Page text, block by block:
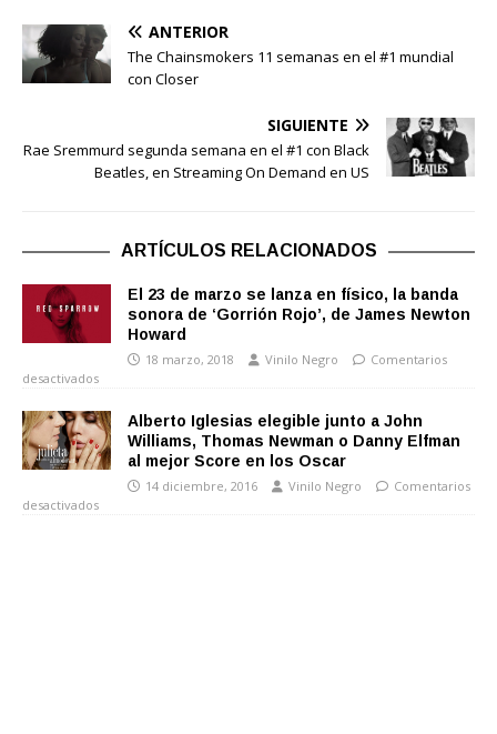
ANTERIOR
The Chainsmokers 11 semanas en el #1 mundial
con Closer
SIGUIENTE
Rae Sremmurd segunda semana en el #1 con Black
Beatles, en Streaming On Demand en US
ARTÍCULOS RELACIONADOS
El 23 de marzo se lanza en físico, la banda
sonora de ‘Gorrión Rojo’, de James Newton
Howard
18 marzo, 2018 Vinilo Negro
Comentarios
desactivados
Alberto Iglesias elegible junto a John
Williams, Thomas Newman o Danny Elfman
al mejor Score en los Oscar
14 diciembre, 2016 Vinilo Negro
Comentarios
desactivados